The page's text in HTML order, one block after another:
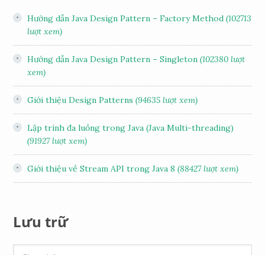
Hướng dẫn Java Design Pattern – Factory Method(102713
lượt xem)
Hướng dẫn Java Design Pattern – Singleton(102380 lượt
xem)
Giới thiệu Design Patterns(94635 lượt xem)
Lập trình đa luồng trong Java (Java Multi-threading)
(91927 lượt xem)
Giới thiệu về Stream API trong Java 8(88427 lượt xem)
Lưu trữ